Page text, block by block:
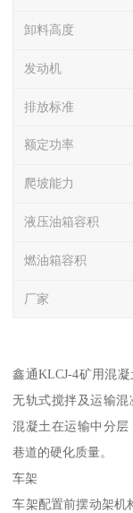
卸料高度
发动机
排放标准
额定功率
爬坡能力
液压油箱容积
燃油箱容积
厂家
鑫通KLCJ-4矿用混
无轨式搅拌及运输
混凝土在运输中分
巷道的硬化质量。
车架
车架配置前摆动架机